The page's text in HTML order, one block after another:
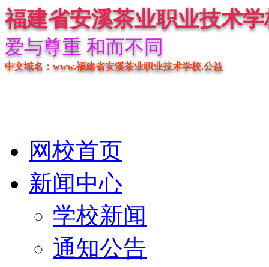
福建省安溪茶业职业技术学
爱与尊重 和而不同
中文域名：www.福建省安溪茶业职业技术学校.公益
网校首页
新闻中心
学校新闻
通知公告